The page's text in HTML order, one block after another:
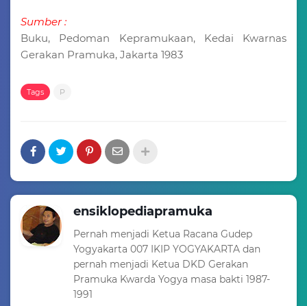
Sumber :
Buku, Pedoman Kepramukaan, Kedai Kwarnas
Gerakan Pramuka, Jakarta 1983
Tags P
ensiklopediapramuka
Pernah menjadi Ketua Racana Gudep
Yogyakarta 007 IKIP YOGYAKARTA dan
pernah menjadi Ketua DKD Gerakan
Pramuka Kwarda Yogya masa bakti 1987-
1991